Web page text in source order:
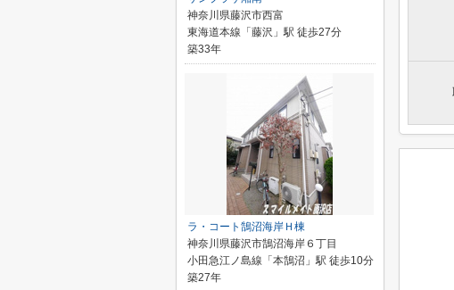
神奈川県藤沢市西富
東海道本線「藤沢」駅 徒歩27分
築33年
ラ・コート鵠沼海岸Ｈ棟
神奈川県藤沢市鵠沼海岸６丁目
小田急江ノ島線「本鵠沼」駅 徒歩10分
築27年